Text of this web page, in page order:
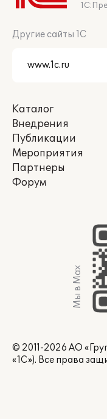
Другие сайты 1С
Каталог
Внедрения
Публикации
Мероприятия
Партнеры
Форум
Мы в Max
© 2011-2026 АО
«1С»). Все права